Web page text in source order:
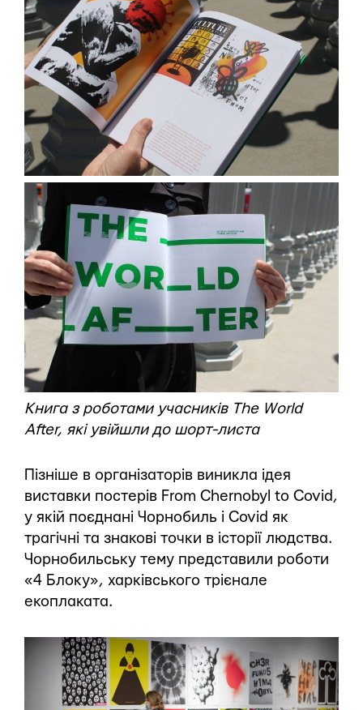
Книга з роботами учасників The World
After, які увійшли до шорт-листа
Пізніше в організаторів виникла ідея
виставки постерів From Chernobyl to Covid,
у якій поєднані Чорнобиль і Covid як
трагічні та знакові точки в історії людства.
Чорнобильську тему представили роботи
«4 Блоку», харківського трієнале
екоплаката.